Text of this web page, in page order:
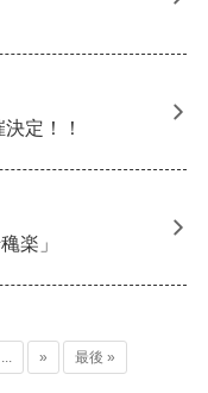
定！！
楽」
... » 最後 »